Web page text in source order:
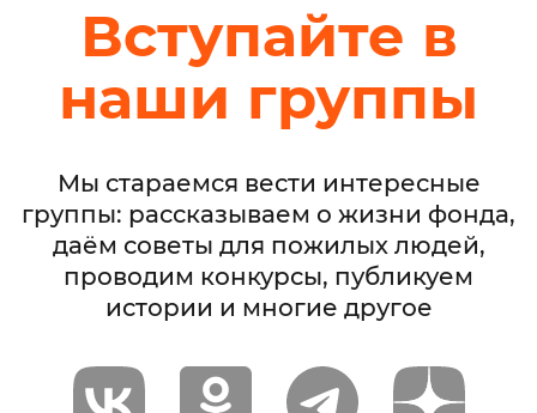
Вступайте в
наши группы
Мы стараемся вести интересные
группы: рассказываем о жизни фонда,
даём советы для пожилых людей,
проводим конкурсы, публикуем
истории и многие другое